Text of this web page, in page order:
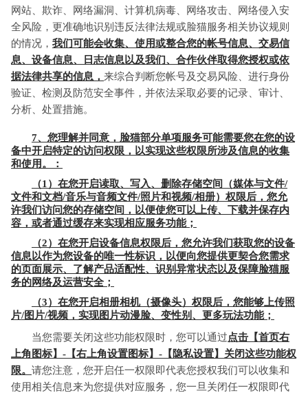
网站、欺诈、网络漏洞、计算机病毒、网络攻击、网络侵入安
全风险，更准确地识别违反法律法规或脸猫服务相关协议规则
的情况， 我们可能会收集、使用或整合您的帐号信息、交易信
息、设备信息、日志信息以及我们、合作伙伴取得您授权或依
据法律共享的信息， 来综合判断您帐号及交易风险、进行身份
验证、检测及防范安全事件，并依法采取必要的记录、审计、
分析、处置措施。
7、您理解并同意，脸猫部分单项服务可能需要您在您的设
备中开启特定的访问权限，以实现这些权限所涉及信息的收集
和使用。：
（1）在您开启读取、写入、删除存储空间（媒体与文件/
文件和文档/音乐与音频文件/照片和视频/相册）权限后，您允
许我们访问您的存储空间，以便使您可以上传、下载并保存内
容，或者通过缓存来实现相应服务功能；
（2）在您开启设备信息权限后，您允许我们获取您的设备
信息以作为您设备的唯一性标识，以便向您提供更契合您需求
的页面展示、了解产品适配性、识别异常状态以及保障脸猫服
务的网络及运营安全；
（3）在您开启相册相机（摄像头）权限后，您能够上传照
片/图片/视频，实现图片动漫脸、变性别、更多玩法功能；
当您需要关闭这些功能权限时，您可以通过点击【首页右
上角图标】-【右上角设置图标】-【隐私设置】关闭这些功能权
限。 请您注意，您开启任一权限即代表您授权我们可以收集和
使用相关信息来为您提供对应服务，您一旦关闭任一权限即代